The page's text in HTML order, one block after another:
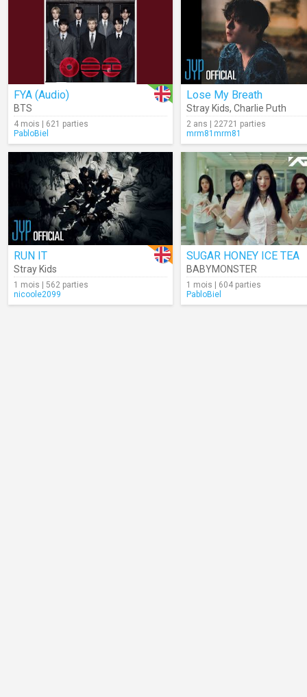
FYA (Audio)
BTS
4 mois | 621 parties
PabloBiel
Lose My Breath
Stray Kids, Charlie Puth
2 ans | 22721 parties
mrm81mrm81
RUN IT
Stray Kids
1 mois | 562 parties
nicoole2099
SUGAR HONEY ICE TEA
BABYMONSTER
1 mois | 604 parties
PabloBiel